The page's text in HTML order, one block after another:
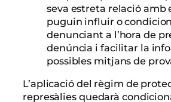
seva estreta relació amb
puguin influir o
denunciant a l’hora de
denúncia i facilitar la
possibles mitjans de
L’aplicació del règim de
represàlies quedarà